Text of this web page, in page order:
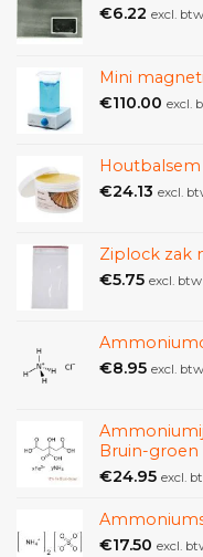
Bladlengte:240 mm
Totale lengte:530
Zaagdiepte:
Materiaal:houten
Bladdikte:
Aanpassing:0,45
€6.22 excl.
Mini
€110.00 excl.
€24.13 excl.
Ziplock zak
€5.75 excl. btw
€8.95 excl.
Bruin-groen
€24.95 excl.
€17.50 excl.